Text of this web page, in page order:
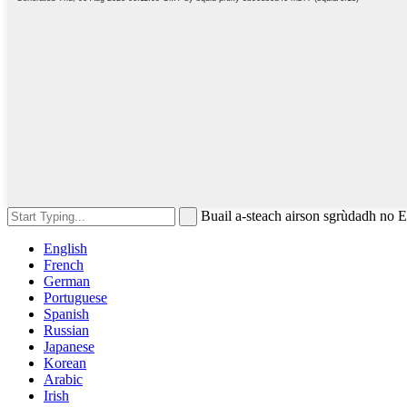
Buail a-steach airson sgrùdadh no
English
French
German
Portuguese
Spanish
Russian
Japanese
Korean
Arabic
Irish